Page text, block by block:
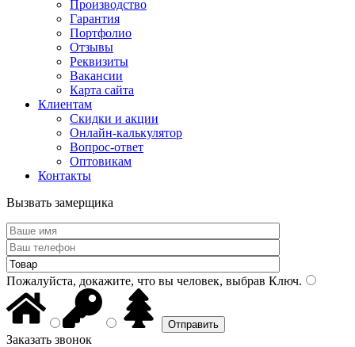
Производство
Гарантия
Портфолио
Отзывы
Реквизиты
Вакансии
Карта сайта
Клиентам
Скидки и акции
Онлайн-калькулятор
Вопрос-ответ
Оптовикам
Контакты
Вызвать замерщика
Пожалуйста, докажите, что вы человек, выбрав Ключ.
Заказать звонок